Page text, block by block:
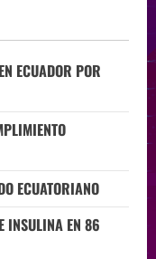
ECUADOR POR
ECUATORIANO
INSULINA EN 86